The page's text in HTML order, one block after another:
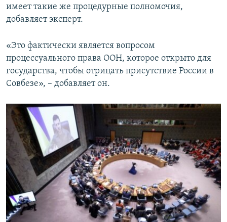
имеет такие же процедурные полномочия,
добавляет эксперт.
«Это фактически является вопросом
процессуального права ООН, которое открыто для
государства, чтобы отрицать присутствие России в
Совбезе», – добавляет он.